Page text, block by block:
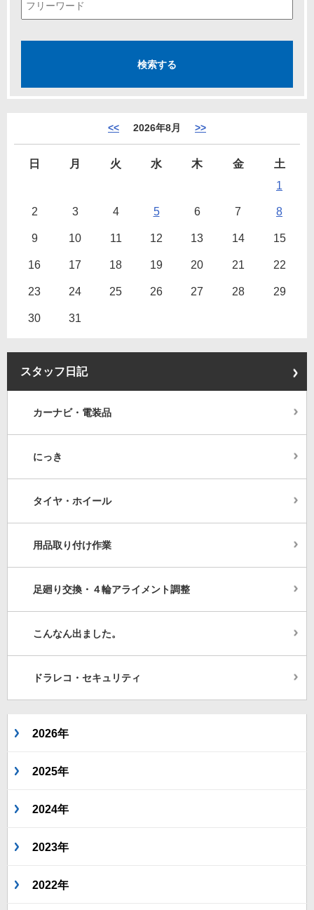
<< 2026年8月 >>
日 月 火 水 木 金
土
1
2 3 4 5 6 7 8
9 10 11 12 13 14 15
16 17 18 19 20 21 22
23 24 25 26 27 28 29
30 31
スタッフ日記
カーナビ・電装品
にっき
タイヤ・ホイール
用品取り付け作業
足廻り交換・４輪アライメント調整
こんなん出ました。
ドラレコ・セキュリティ
2026年
2025年
2024年
2023年
2022年